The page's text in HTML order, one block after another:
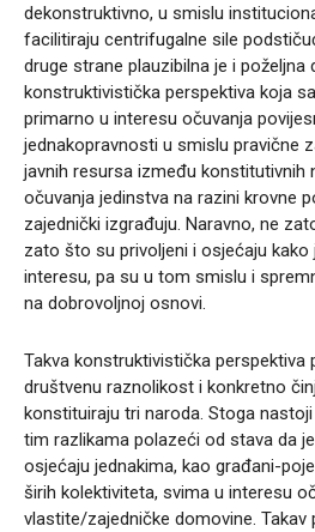
dekonstruktivno, u smislu
facilitiraju centrifugalne sile
druge strane plauzibilna je i poželjna
konstruktivistička perspektiva koja
primarno u interesu očuvanja
jednakopravnosti u smislu pravične
javnih resursa između konstitutivnih
očuvanja jedinstva na razini krovne
zajednički izgrađuju. Naravno, ne
zato što su privoljeni i osjećaju
interesu, pa su u tom smislu i
na dobrovoljnoj osnovi.
Takva konstruktivistička perspektiva
društvenu raznolikost i konkretno
konstituiraju tri naroda. Stoga
tim razlikama polazeći od stava da
osjećaju jednakima, kao građani-
širih kolektiviteta, svima u interesu
vlastite/zajedničke domovine.